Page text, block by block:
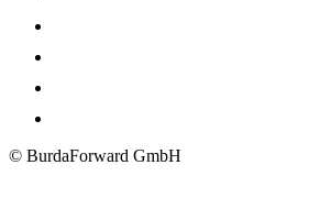
© BurdaForward GmbH